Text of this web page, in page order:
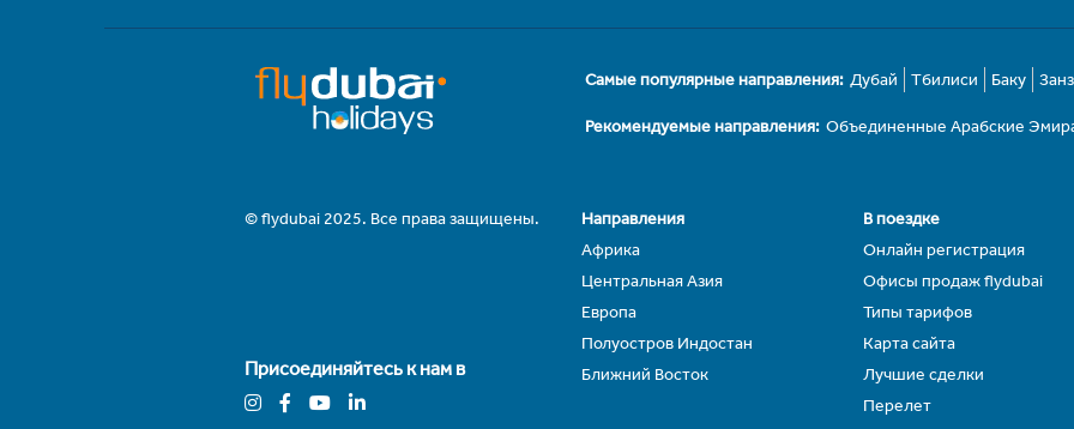
Самые популярные направления: Дубай Тбилиси Баку
Рекомендуемые направления: Объединенные Арабские
© flydubai 2025. Все права защищены.
Присоединяйтесь к нам в
Направления
Африка
Центральная Азия
Европа
Полуостров Индостан
Ближний Восток
В поездке
Онлайн регистрация
Офисы продаж flydubai
Типы тарифов
Карта сайта
Лучшие сделки
Перелет